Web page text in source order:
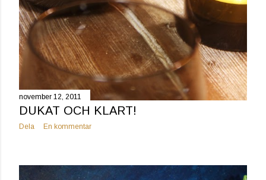
november 12, 2011
DUKAT OCH KLART!
Dela En kommentar